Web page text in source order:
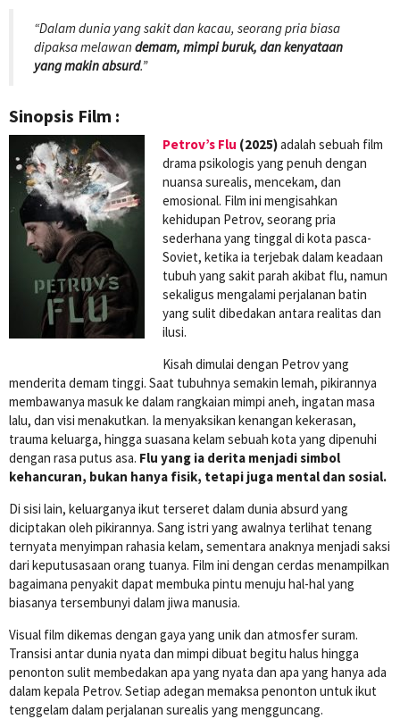
“Dalam dunia yang sakit dan kacau, seorang pria biasa
dipaksa melawan demam, mimpi buruk, dan kenyataan
yang makin absurd.”
Sinopsis Film :
Petrov’s Flu (2025)adalah sebuah film
drama psikologis yang penuh dengan
nuansa surealis, mencekam, dan
emosional. Film ini mengisahkan
kehidupan Petrov, seorang pria
sederhana yang tinggal di kota pasca-
Soviet, ketika ia terjebak dalam keadaan
tubuh yang sakit parah akibat flu, namun
sekaligus mengalami perjalanan batin
yang sulit dibedakan antara realitas dan
ilusi.
Kisah dimulai dengan Petrov yang
menderita demam tinggi. Saat tubuhnya semakin lemah, pikirannya
membawanya masuk ke dalam rangkaian mimpi aneh, ingatan masa
lalu, dan visi menakutkan. Ia menyaksikan kenangan kekerasan,
trauma keluarga, hingga suasana kelam sebuah kota yang dipenuhi
dengan rasa putus asa. Flu yang ia derita menjadi simbol
kehancuran, bukan hanya fisik, tetapi juga mental dan sosial.
Di sisi lain, keluarganya ikut terseret dalam dunia absurd yang
diciptakan oleh pikirannya. Sang istri yang awalnya terlihat tenang
ternyata menyimpan rahasia kelam, sementara anaknya menjadi saksi
dari keputusasaan orang tuanya. Film ini dengan cerdas menampilkan
bagaimana penyakit dapat membuka pintu menuju hal-hal yang
biasanya tersembunyi dalam jiwa manusia.
Visual film dikemas dengan gaya yang unik dan atmosfer suram.
Transisi antar dunia nyata dan mimpi dibuat begitu halus hingga
penonton sulit membedakan apa yang nyata dan apa yang hanya ada
dalam kepala Petrov. Setiap adegan memaksa penonton untuk ikut
tenggelam dalam perjalanan surealis yang mengguncang.